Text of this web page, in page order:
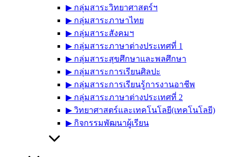
▶︎ กลุ่มสาระวิทยาศาสตร์ฯ
▶︎ กลุ่มสาระภาษาไทย
▶︎ กลุ่มสาระสังคมฯ
▶︎ กลุ่มสาระภาษาต่างประเทศที่ 1
▶︎ กลุ่มสาระสุขศึกษาและพลศึกษา
▶︎ กลุ่มสาระการเรียนศิลปะ
▶︎ กลุ่มสาระการเรียนรู้การงานอาชีพ
▶︎ กลุ่มสาระภาษาต่างประเทศที่ 2
▶︎ วิทยาศาสตร์และเทคโนโลยี(เทคโนโลยี)
▶︎ กิจกรรมพัฒนาผู้เรียน